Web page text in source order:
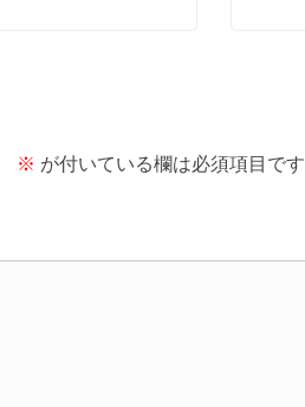
※ が付いている欄は必須項目です